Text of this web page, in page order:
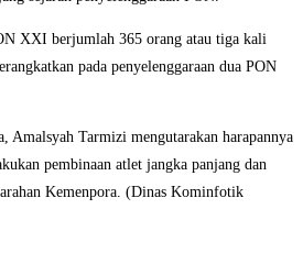
XXI berjumlah 365 orang atau tiga kali
pada penyelenggaraan dua PON
Amalsyah Tarmizi mengutarakan harapannya
pembinaan atlet jangka panjang dan
Kemenpora. (Dinas Kominfotik